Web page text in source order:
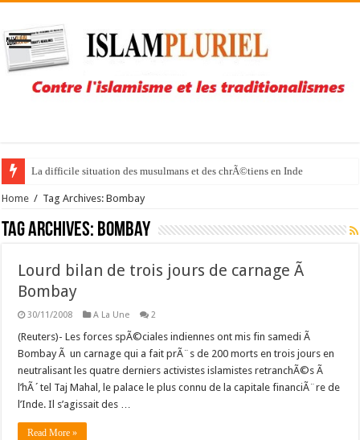
La difficile situation des musulmans et des chrÃ©tiens en Inde
Home / Tag Archives: Bombay
Tag Archives: Bombay
Lourd bilan de trois jours de carnage Ã
Bombay
30/11/2008 A La Une 2
(Reuters)- Les forces spÃ©ciales indiennes ont mis fin samedi Ã
Bombay Ã un carnage qui a fait prÃ¨s de 200 morts en trois jours en
neutralisant les quatre derniers activistes islamistes retranchÃ©s Ã
l’hÃ´tel Taj Mahal, le palace le plus connu de la capitale financiÃ¨re de
l’Inde. Il s’agissait des …
Read More »